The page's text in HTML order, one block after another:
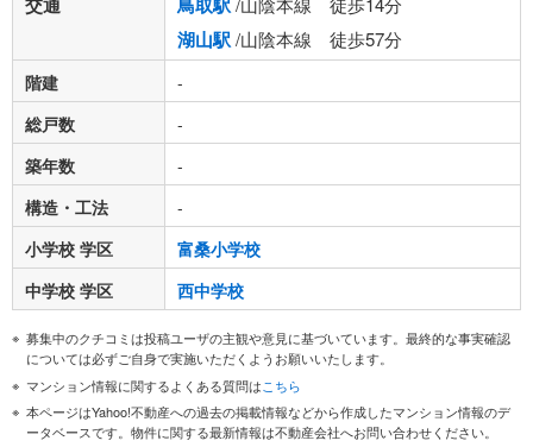
湖山駅/山陰本線 徒歩57分
階建
-
総戸数
-
築年数
-
構造・工法
-
小学校 学区
富桑小学校
中学校 学区
西中学校
募集中のクチコミは投稿ユーザの主観や意見に基づいています。最終的な事実確認
については必ずご自身で実施いただくようお願いいたします。
マンション情報に関するよくある質問はこちら
本ページはYahoo!不動産への過去の掲載情報などから作成したマンション情報のデ
ータベースです。物件に関する最新情報は不動産会社へお問い合わせください。